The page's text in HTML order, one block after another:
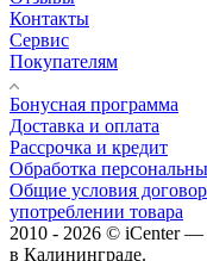
Контакты
Сервис
Покупателям
Бонусная программа
Доставка и оплата
Рассрочка и кредит
Обработка
Общие условия
употреблении товара
2010 - 2026 © iCenter —
в Калининграде.